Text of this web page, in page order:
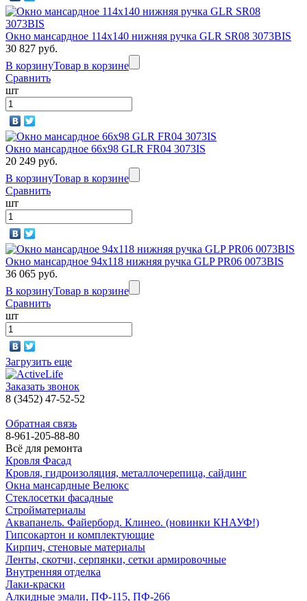
Окно мансардное 114х140 нижняя ручка GLR SR08 3073BIS
30 827 руб.
В корзинуТовар в корзине
Сравнить
шт
Окно мансардное 66x98 GLR FR04 3073IS
20 249 руб.
В корзинуТовар в корзине
Сравнить
шт
Окно мансардное 94x118 нижняя ручка GLP PR06 0073BIS
36 065 руб.
В корзинуТовар в корзине
Сравнить
шт
Загрузить еще
Заказать звонок
8 (3452) 47-52-52
Обратная связь
8-961-205-88-80
Всё для ремонта
Кровля Фасад
Кровля, гидроизоляция, металлочерепица, сайдинг
Окна мансардные Велюкс
Стеклосетки фасадные
Стройматериалы
Аквапанель. Файерборд. Клинео. (новинки КНАУФ!)
Гипсокартон и комплектующие
Кирпич, стеновые материалы
Ленты, скотчи, серпянки, сетки армировочные
Внутренняя отделка
Лаки-краски
Алкидные эмали, ПФ-115, ПФ-266